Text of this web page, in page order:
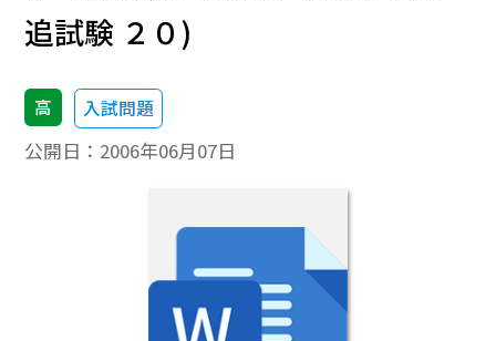
追試験 ２０)
高 入試問題
公開日： 2006年06月07日